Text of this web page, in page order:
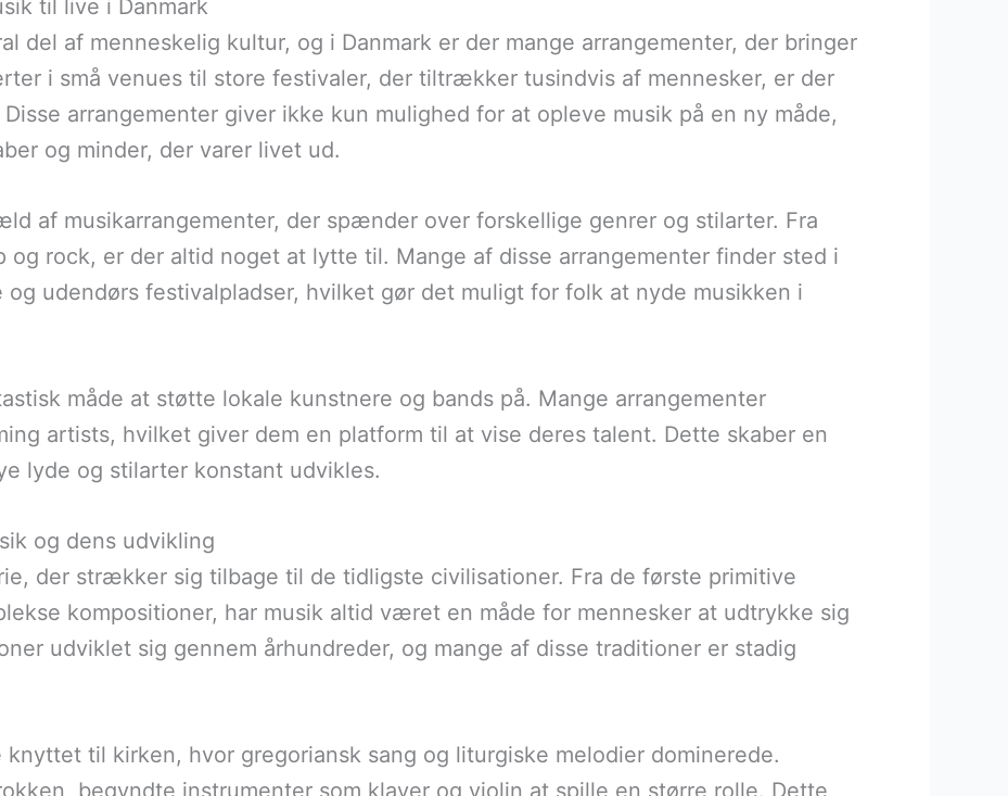
til live i Danmark
del af menneskelig kultur, og i Danmark er der mange arrangementer, der bringer
i små venues til store festivaler, der tiltrækker tusindvis af mennesker, er der
arrangementer giver ikke kun mulighed for at opleve musik på en ny måde,
og minder, der varer livet ud.
af musikarrangementer, der spænder over forskellige genrer og stilarter. Fra
og rock, er der altid noget at lytte til. Mange af disse arrangementer finder sted i
udendørs festivalpladser, hvilket gør det muligt for folk at nyde musikken i
måde at støtte lokale kunstnere og bands på. Mange arrangementer
artists, hvilket giver dem en platform til at vise deres talent. Dette skaber en
lyde og stilarter konstant udvikles.
og dens udvikling
der strækker sig tilbage til de tidligste civilisationer. Fra de første primitive
kompositioner, har musik altid været en måde for mennesker at udtrykke sig
udviklet sig gennem århundreder, og mange af disse traditioner er stadig
til kirken, hvor gregoriansk sang og liturgiske melodier dominerede.
begyndte instrumenter som klaver og violin at spille en større rolle. Dette